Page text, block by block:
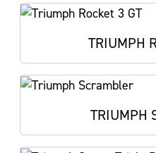
TRIUMPH
TRIUMPH